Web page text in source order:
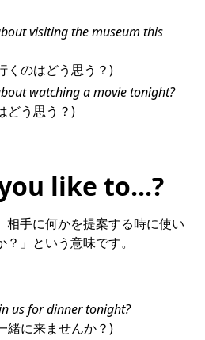
visiting the museum this
くのはどう思う？)
watching a movie tonight?
どう思う？)
like to...?
相手に何かを提案する時に使い
」という意味です。
us for dinner tonight?
緒に来ませんか？)